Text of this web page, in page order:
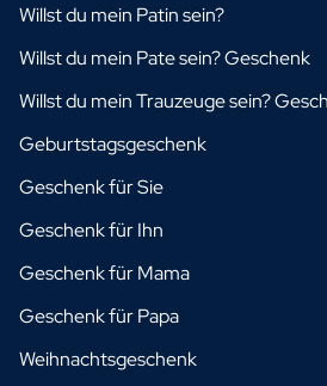
Willst du mein Patin sein?
Willst du mein Pate sein? Geschenk
Willst du mein Trauzeuge sein?
Geburtstagsgeschenk
Geschenk für Sie
Geschenk für Ihn
Geschenk für Mama
Geschenk für Papa
Weihnachtsgeschenk